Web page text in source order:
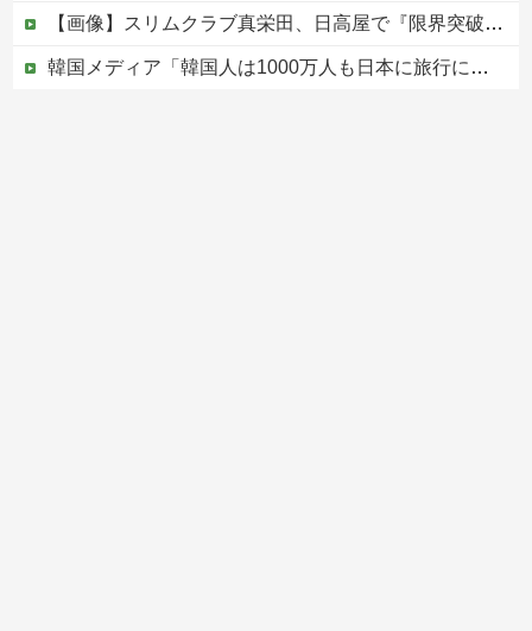
【画像】スリムクラブ真栄田、日高屋で『限界突破のドカ食い』を披露するｗｗｗｗｗｗ
韓国メディア「韓国人は1000万人も日本に旅行に行ってあげるのに、どうして日本人は韓国に来ないのか」自国に魅力がないのを棚に上げて日本を分析